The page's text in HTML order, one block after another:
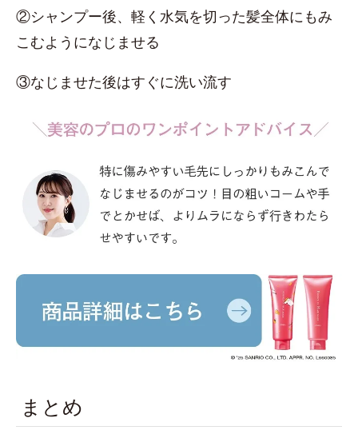
②シャンプー後、軽く水気を切った髪全体にもみ
こむようになじませる
③なじませた後はすぐに洗い流す
まとめ